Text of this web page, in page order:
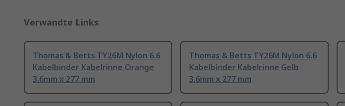
Verwandte Links
Thomas & Betts TY26M Nylon 6.6
Kabelbinder Kabelrinne Orange
3.6mm x 277 mm
Thomas & Betts TY26M Nylon 6.6
Kabelbinder Kabelrinne Gelb
3.6mm x 277 mm